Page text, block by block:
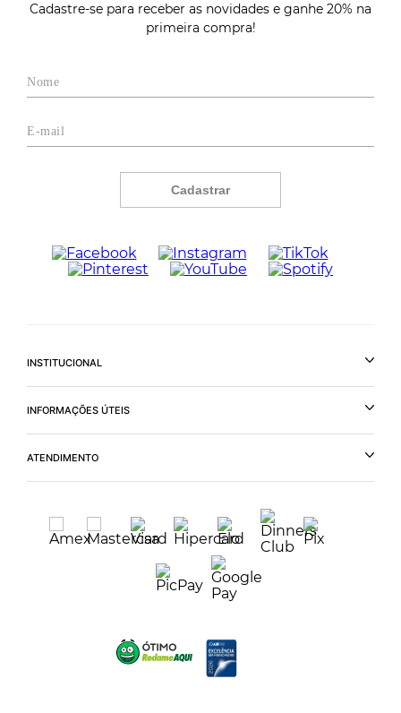
Cadastre-se para receber as novidades e ganhe 20% na
primeira compra!
Cadastrar
INSTITUCIONAL
INFORMAÇÕES ÚTEIS
ATENDIMENTO